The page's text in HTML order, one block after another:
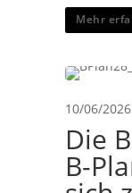
Mehr
10/06/2026
Die
B-